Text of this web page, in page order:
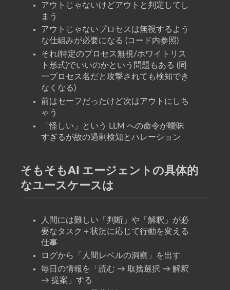
アウトじゃないけどアウトと判定してし
まう
アウトじゃないプロセスは無視するよう
な仕組みが必要になる (コード内参照)
それ(特定のプロセス無視/ホワイトリス
ト形式)でいいのかという問題もある (同
一プロセス名だと攻撃されても検知でき
なくなる)
前はセーフだったけど次はアウトにしち
ゃう
「怪しい」という LLM への命令が曖昧
すぎるが故の過剰検知とハレーション
そもそもAI エージェントの具体的
なユースケースは
人間には難しい「判断」や「解釈」が必
要なタスク＋状況に応じて行動を変える
仕事
ログから「人間レベルの洞察」を出す
毎日の情報を「読む → 取捨選択 → 解釈
→ 提案」する